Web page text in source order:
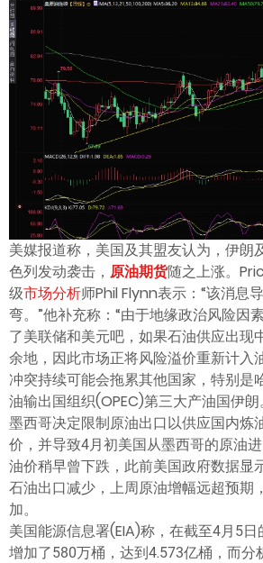
美媒报道称，美国及其盟友认为，伊朗
色列发动袭击， 原油期货随之上涨。
级市场分析师Phil Flynn表示：“该消息
弯。”他补充称：“由于地缘政治风险因
了美联储和美元吧，如果石油供应出现
余地，因此市场正将风险溢价重新计入
冲突持续可能会拖累其他国家，特别是
油输出国组织(OPEC)第三大产油国伊朗。
墨西哥决定限制原油出口以供应国内炼
价，并导致4月初美国从墨西哥的原油进
油价稍早曾下跌，此前美国政府数据显
石油出口减少，上周原油增幅远超预期
加。
美国能源信息署(EIA)称，在截至4月5
增加了580万桶，达到4.573亿桶，而分